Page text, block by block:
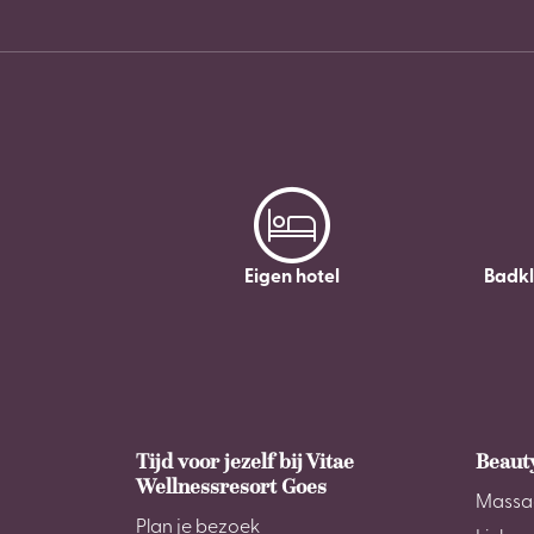
Eigen hotel
Tijd voor jezelf bij Vitae
Wellnessresort Goes
Plan je bezoek